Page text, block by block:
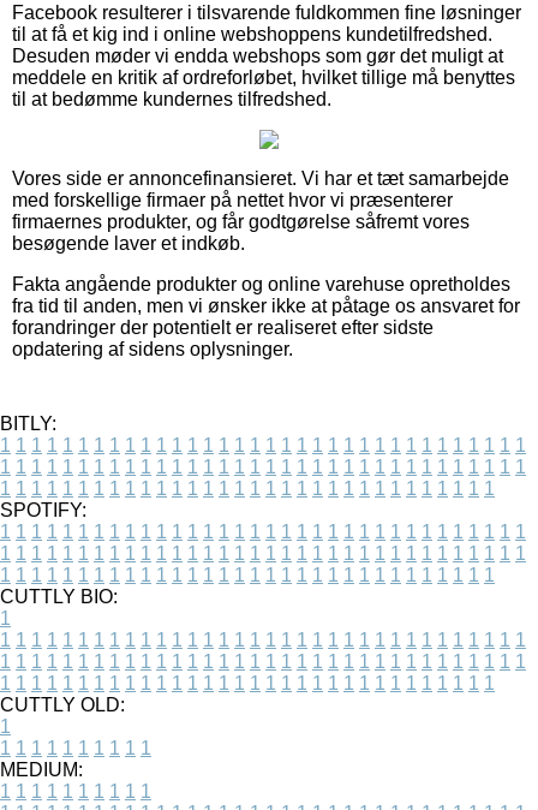
Facebook resulterer i tilsvarende fuldkommen fine løsninger
til at få et kig ind i online webshoppens kundetilfredshed.
Desuden møder vi endda webshops som gør det muligt at
meddele en kritik af ordreforløbet, hvilket tillige må benyttes
til at bedømme kundernes tilfredshed.
Vores side er annoncefinansieret. Vi har et tæt samarbejde
med forskellige firmaer på nettet hvor vi præsenterer
firmaernes produkter, og får godtgørelse såfremt vores
besøgende laver et indkøb.
Fakta angående produkter og online varehuse opretholdes
fra tid til anden, men vi ønsker ikke at påtage os ansvaret for
forandringer der potentielt er realiseret efter sidste
opdatering af sidens oplysninger.
BITLY:
1 1 1 1 1 1 1 1 1 1 1 1 1 1 1 1 1 1 1 1 1 1 1 1 1 1 1 1 1 1 1 1 1 1
1 1 1 1 1 1 1 1 1 1 1 1 1 1 1 1 1 1 1 1 1 1 1 1 1 1 1 1 1 1 1 1 1 1
1 1 1 1 1 1 1 1 1 1 1 1 1 1 1 1 1 1 1 1 1 1 1 1 1 1 1 1 1 1 1 1
SPOTIFY:
1 1 1 1 1 1 1 1 1 1 1 1 1 1 1 1 1 1 1 1 1 1 1 1 1 1 1 1 1 1 1 1 1 1
1 1 1 1 1 1 1 1 1 1 1 1 1 1 1 1 1 1 1 1 1 1 1 1 1 1 1 1 1 1 1 1 1 1
1 1 1 1 1 1 1 1 1 1 1 1 1 1 1 1 1 1 1 1 1 1 1 1 1 1 1 1 1 1 1 1
CUTTLY BIO:
1
1 1 1 1 1 1 1 1 1 1 1 1 1 1 1 1 1 1 1 1 1 1 1 1 1 1 1 1 1 1 1 1 1 1
1 1 1 1 1 1 1 1 1 1 1 1 1 1 1 1 1 1 1 1 1 1 1 1 1 1 1 1 1 1 1 1 1 1
1 1 1 1 1 1 1 1 1 1 1 1 1 1 1 1 1 1 1 1 1 1 1 1 1 1 1 1 1 1 1 1
CUTTLY OLD:
1
1 1 1 1 1 1 1 1 1 1
MEDIUM:
1 1 1 1 1 1 1 1 1 1